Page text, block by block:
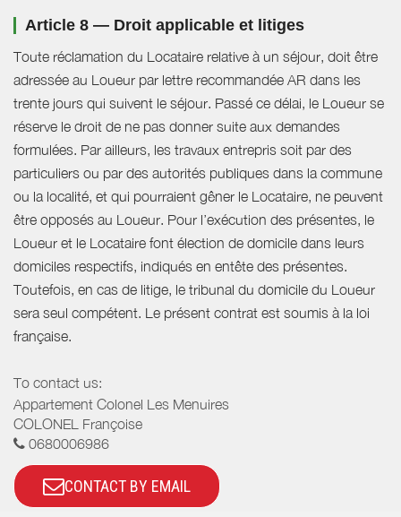
Article 8 — Droit applicable et litiges
Toute réclamation du Locataire relative à un séjour, doit être
adressée au Loueur par lettre recommandée AR dans les
trente jours qui suivent le séjour. Passé ce délai, le Loueur se
réserve le droit de ne pas donner suite aux demandes
formulées. Par ailleurs, les travaux entrepris soit par des
particuliers ou par des autorités publiques dans la commune
ou la localité, et qui pourraient gêner le Locataire, ne peuvent
être opposés au Loueur. Pour l’exécution des présentes, le
Loueur et le Locataire font élection de domicile dans leurs
domiciles respectifs, indiqués en entête des présentes.
Toutefois, en cas de litige, le tribunal du domicile du Loueur
sera seul compétent. Le présent contrat est soumis à la loi
française.
To contact us:
Appartement Colonel Les Menuires
COLONEL Françoise
0680006986
CONTACT BY EMAIL